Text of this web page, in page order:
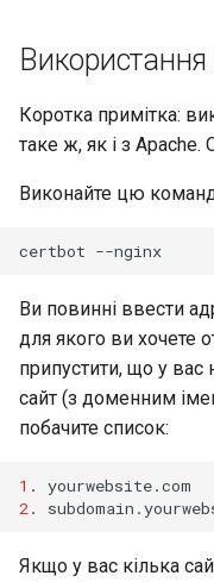
Використання
Коротка примітка:
таке ж, як і з Apache.
Виконайте цю
certbot
Ви повинні ввести
для якого ви хочете
припустити, що у
сайт (з доменним
побачите список:
1 .
2 .
Якщо у вас кілька